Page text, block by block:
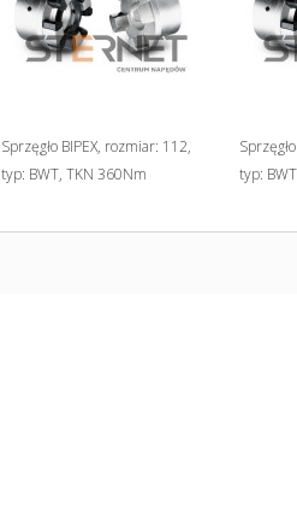
Sprzęgło BIPEX, rozmiar: 112,
typ: BWT, TKN 360Nm
typ: